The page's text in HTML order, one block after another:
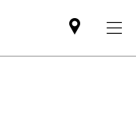
Mini
dealer